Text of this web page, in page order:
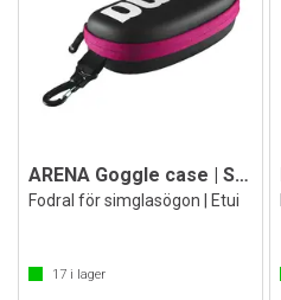
ARENA Goggle case | Svart/Rosa
Fodral för simglasögon | Etui
17 i lager